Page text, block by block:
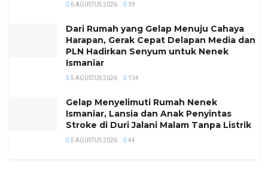
6 AGUSTUS 2026 39
Dari Rumah yang Gelap Menuju Cahaya
Harapan, Gerak Cepat Delapan Media dan
PLN Hadirkan Senyum untuk Nenek
Ismaniar
5 AGUSTUS 2026 134
Gelap Menyelimuti Rumah Nenek
Ismaniar, Lansia dan Anak Penyintas
Stroke di Duri Jalani Malam Tanpa Listrik
5 AGUSTUS 2026 44